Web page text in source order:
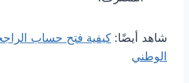
شاهد أيضًا: كيفية فتح حساب
الوطني